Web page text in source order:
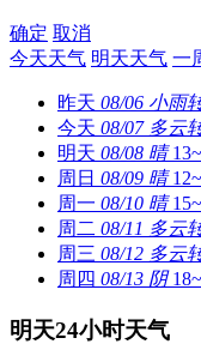
确定 取消
今天天气 明天天气 一
昨天 08/06 小雨
今天 08/07 多云
明天 08/08 晴
周日 08/09 晴
周一 08/10 晴
周二 08/11 多云
周三 08/12 多云
周四 08/13 阴
明天24小时天气